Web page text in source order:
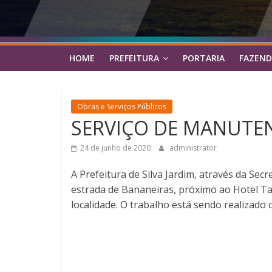
HOME PREFEITURA PORTARIA
Obras e Serviços Públicos
SERVIÇO DE
24 de junho de 2020 administrator
A Prefeitura de Silva Jardim, através da
estrada de Bananeiras, próximo ao Hotel
localidade. O trabalho está sendo